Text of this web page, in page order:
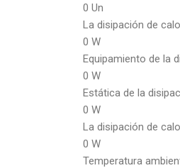
0 Un
La disipación de
0 W
Equipamiento de la
0 W
Estática de la
0 W
La disipación de
0 W
Temperatura